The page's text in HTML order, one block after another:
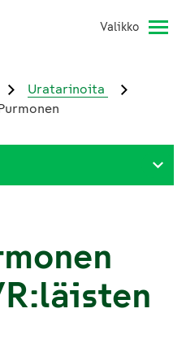
Valikko
Uratarinoita